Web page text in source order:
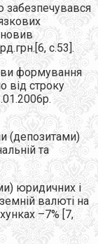
забезпечувався
с.53].
формування
від строку
(депозитами)
та
юридичних і
валюті на
–7% [7,